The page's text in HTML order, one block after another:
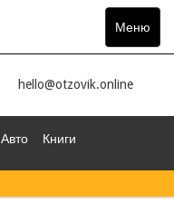
Меню
Toggle
hello@otzovik.online
Авто Книги